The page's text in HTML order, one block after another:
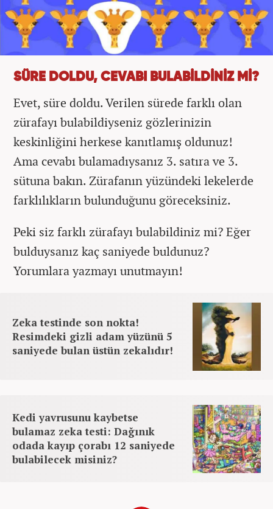
SÜRE DOLDU, CEVABI BULABİLDİNİZ Mİ?
Evet, süre doldu. Verilen sürede farklı olan
zürafayı bulabildiyseniz gözlerinizin
keskinliğini herkese kanıtlamış oldunuz!
Ama cevabı bulamadıysanız 3. satıra ve 3.
sütuna bakın. Zürafanın yüzündeki lekelerde
farklılıkların bulunduğunu göreceksiniz.
Peki siz farklı zürafayı bulabildiniz mi? Eğer
bulduysanız kaç saniyede buldunuz?
Yorumlara yazmayı unutmayın!
Zeka testinde son nokta!
Resimdeki gizli adam yüzünü 5
saniyede bulan üstün zekalıdır!
Kedi yavrusunu kaybetse
bulamaz zeka testi: Dağınık
odada kayıp çorabı 12 saniyede
bulabilecek misiniz?